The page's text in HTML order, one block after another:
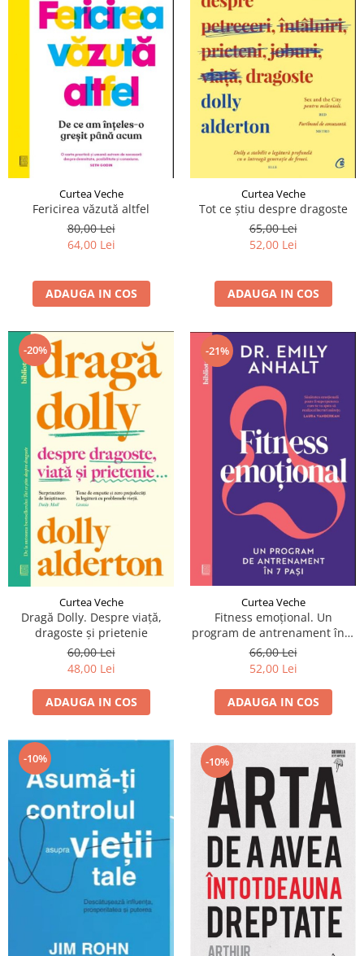
Curtea Veche
Fericirea văzută altfel
80,00 Lei
64,00 Lei
ADAUGA IN COS
Curtea Veche
Tot ce știu despre dragoste
65,00 Lei
52,00 Lei
ADAUGA IN COS
-20%
Curtea Veche
Dragă Dolly. Despre viață,
dragoste și prietenie
60,00 Lei
48,00 Lei
ADAUGA IN COS
-21%
Curtea Veche
Fitness emoțional. Un
program de antrenament în 7
pași
66,00 Lei
52,00 Lei
ADAUGA IN COS
-10% -10%